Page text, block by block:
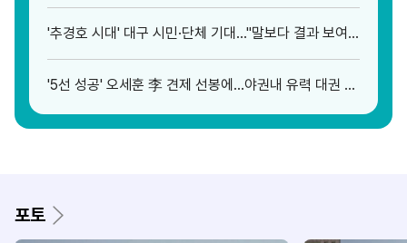
'추경호 시대' 대구 시민·단체 기대…"말보다 결과 보여
줘야"(종합)
'5선 성공' 오세훈 李 견제 선봉에…야권내 유력 대권 주
포토